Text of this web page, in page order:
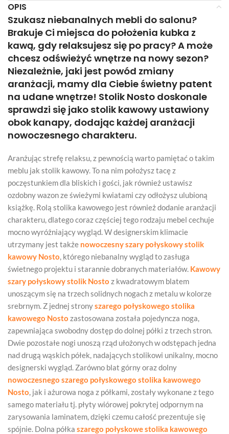
OPIS
Szukasz niebanalnych mebli do salonu?
Brakuje Ci miejsca do położenia kubka z
kawą, gdy relaksujesz się po pracy? A może
chcesz odświeżyć wnętrze na nowy sezon?
Niezależnie, jaki jest powód zmiany
aranżacji, mamy dla Ciebie świetny patent
na udane wnętrze! Stolik Nosto doskonale
sprawdzi się jako stolik kawowy ustawiony
obok kanapy, dodając każdej aranżacji
nowoczesnego charakteru.
Aranżując strefę relaksu, z pewnością warto pamiętać o takim
meblu jak stolik kawowy. To na nim położysz tacę z
poczęstunkiem dla bliskich i gości, jak również ustawisz
ozdobny wazon ze świeżymi kwiatami czy odłożysz ulubioną
książkę. Rolą stolika kawowego jest również dodanie aranżacji
charakteru, dlatego coraz częściej tego rodzaju mebel cechuje
mocno wyróżniający wygląd. W designerskim klimacie
utrzymany jest także nowoczesny szary połyskowy stolik
kawowy Nosto, którego niebanalny wygląd to zasługa
świetnego projektu i starannie dobranych materiałów. Kawowy
szary połyskowy stolik Nosto z kwadratowym blatem
unoszącym się na trzech solidnych nogach z metalu w kolorze
srebrnym. Z jednej stronyszarego połyskowego stolika
kawowego Nosto zastosowana została pojedyncza noga,
zapewniająca swobodny dostęp do dolnej półki z trzech stron.
Dwie pozostałe nogi unoszą rząd ułożonych w odstępach jedna
nad drugą wąskich półek, nadających stolikowi unikalny, mocno
designerski wygląd. Zarówno blat górny oraz dolny
nowoczesnego szarego połyskowego stolika kawowego
Nosto, jak i ażurowa noga z półkami, zostały wykonane z tego
samego materiału tj. płyty wiórowej pokrytej odpornym na
zarysowania laminatem, dzięki czemu całość prezentuje się
spójnie. Dolna półka szarego połyskowestolika kawowego